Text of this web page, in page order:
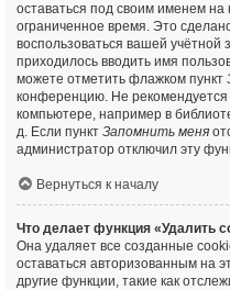
оставаться под своим именем
ограниченное время. Это
воспользоваться вашей учётной
приходилось вводить имя
можете отметить флажком пункт
конференцию. Не
компьютере, например в
д. Если пункт Запомнить меня
администратор отключил эту
Вернуться к началу
Что делает функция «Удалить
Она удаляет все созданные
оставаться авторизованным на
другие функции, такие как